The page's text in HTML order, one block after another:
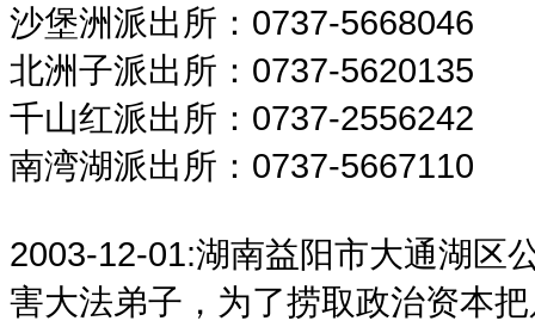
沙堡洲派出所：0737-5668046
北洲子派出所：0737-5620135
千山红派出所：0737-2556242
南湾湖派出所：0737-5667110
2003-12-01:湖南益阳市大通湖区
害大法弟子，为了捞取政治资本